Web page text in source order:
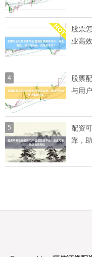
股票
业高
4
股票
与用
5
配资
靠，